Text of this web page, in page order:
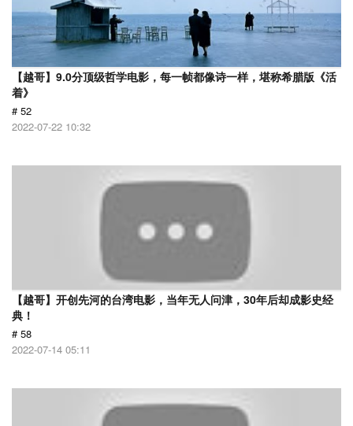
【越哥】9.0分顶级哲学电影，每一帧都像诗一样，堪称希腊版《活
着》
# 52
2022-07-22 10:32
【越哥】开创先河的台湾电影，当年无人问津，30年后却成影史经
典！
# 58
2022-07-14 05:11